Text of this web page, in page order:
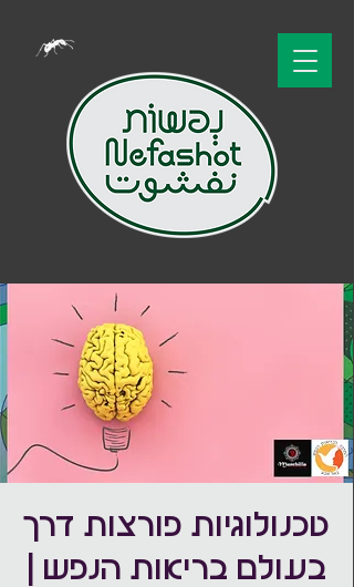
טכנולוגיות פורצות דרך
בעולם בריאות הנפש |